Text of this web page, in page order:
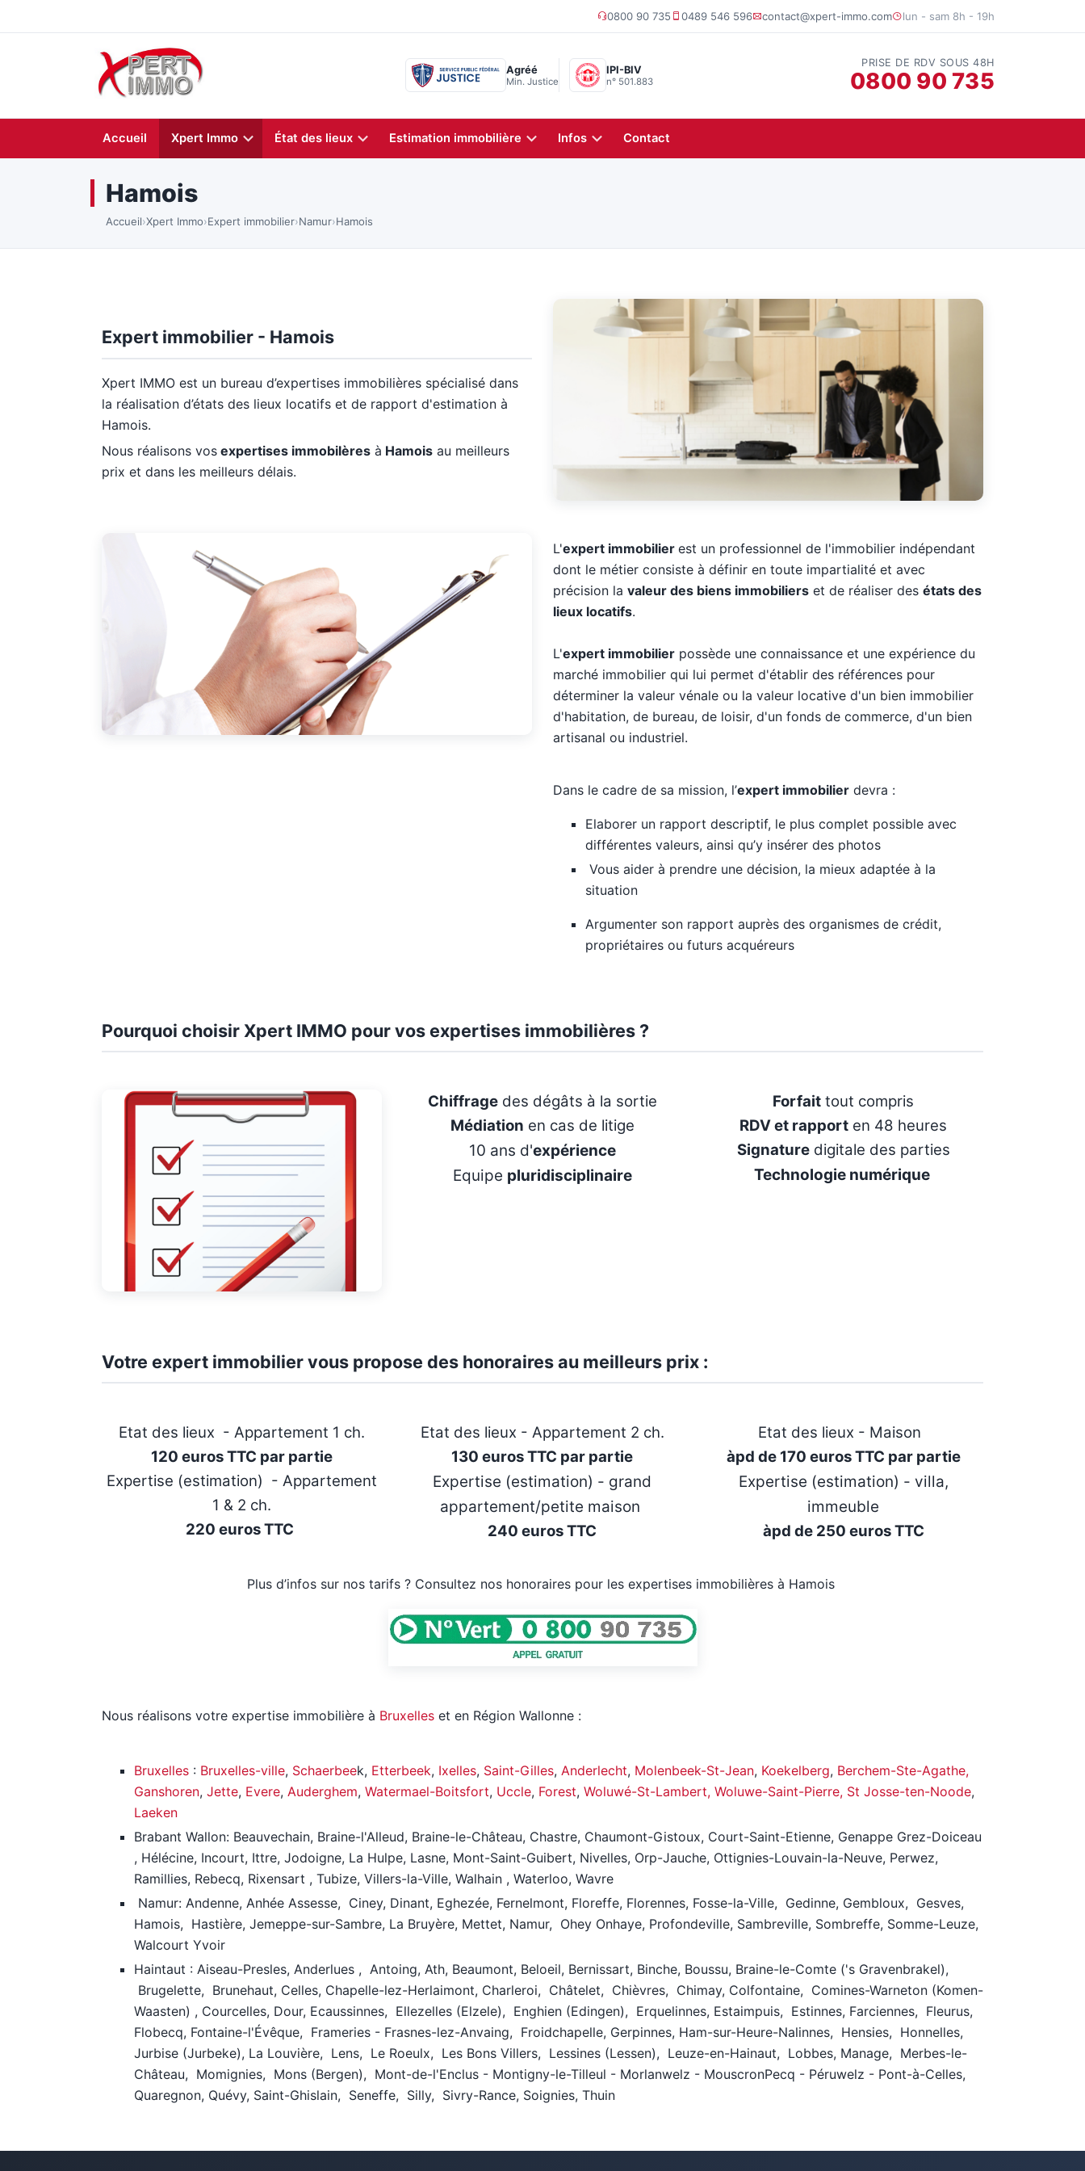
0800 90 735 0489 546 596 contact@xpert-immo.com lun - sam 8h - 19h
Agréé
Min. Justice
IPI-BIV
n° 501.883
PRISE DE RDV SOUS 48H
0800 90 735
Accueil Xpert Immo État des lieux Estimation immobilière Infos Contact
Hamois
Accueil›Xpert Immo›Expert immobilier›Namur›Hamois
Expert immobilier - Hamois
Xpert IMMO est un bureau d’expertises immobilières spécialisé dans
la réalisation d’états des lieux locatifs et de rapport d'estimation à
Hamois.
Nous réalisons vos expertises immobilères à Hamois au meilleurs
prix et dans les meilleurs délais.
L'expert immobilier est un professionnel de l'immobilier indépendant
dont le métier consiste à définir en toute impartialité et avec
précision la valeur des biens immobiliers et de réaliser des états des
lieux locatifs.
L'expert immobilier possède une connaissance et une expérience du
marché immobilier qui lui permet d'établir des références pour
déterminer la valeur vénale ou la valeur locative d'un bien immobilier
d'habitation, de bureau, de loisir, d'un fonds de commerce, d'un bien
artisanal ou industriel.
Dans le cadre de sa mission, l’expert immobilier devra :
Elaborer un rapport descriptif, le plus complet possible avec
différentes valeurs, ainsi qu’y insérer des photos
Vous aider à prendre une décision, la mieux adaptée à la
situation
Argumenter son rapport auprès des organismes de crédit,
propriétaires ou futurs acquéreurs
Pourquoi choisir Xpert IMMO pour vos expertises immobilières ?
Chiffragedes dégâts à la sortie
Médiation en cas de litige
10 ans d'expérience
Equipe pluridisciplinaire
Forfait tout compris
RDV et rapport en 48 heures
Signaturedigitale des parties
Technologie numérique
Votre expert immobilier vous propose des honoraires au meilleurs prix :
Etat des lieux - Appartement 1 ch.
120 euros TTC par partie
Expertise (estimation) - Appartement
1 & 2 ch.
220 euros TTC
Etat des lieux - Appartement 2 ch.
130 euros TTC par partie
Expertise (estimation) - grand
appartement/petite maison
240 euros TTC
Etat des lieux - Maison
àpd de 170 euros TTC par partie
Expertise (estimation) - villa,
immeuble
àpd de 250 euros TTC
Plus d’infos sur nos tarifs ? Consultez nos honoraires pour les expertises immobilières à Hamois
Nous réalisons votre expertise immobilière à Bruxelles et en Région Wallonne :
Bruxelles : Bruxelles-ville, Schaerbeek, Etterbeek, Ixelles, Saint-Gilles, Anderlecht, Molenbeek-St-Jean, Koekelberg, Berchem-Ste-Agathe,
Ganshoren, Jette, Evere, Auderghem, Watermael-Boitsfort, Uccle, Forest, Woluwé-St-Lambert, Woluwe-Saint-Pierre, St Josse-ten-Noode,
Laeken
Brabant Wallon: Beauvechain, Braine-l'Alleud, Braine-le-Château, Chastre, Chaumont-Gistoux, Court-Saint-Etienne, Genappe Grez-Doiceau
, Hélécine, Incourt, Ittre, Jodoigne, La Hulpe, Lasne, Mont-Saint-Guibert, Nivelles, Orp-Jauche, Ottignies-Louvain-la-Neuve, Perwez,
Ramillies, Rebecq, Rixensart , Tubize, Villers-la-Ville, Walhain , Waterloo, Wavre
Namur: Andenne, Anhée Assesse, Ciney, Dinant, Eghezée, Fernelmont, Floreffe, Florennes, Fosse-la-Ville, Gedinne, Gembloux, Gesves,
Hamois, Hastière, Jemeppe-sur-Sambre, La Bruyère, Mettet, Namur, Ohey Onhaye, Profondeville, Sambreville, Sombreffe, Somme-Leuze,
Walcourt Yvoir
Haintaut : Aiseau-Presles, Anderlues , Antoing, Ath, Beaumont, Beloeil, Bernissart, Binche, Boussu, Braine-le-Comte ('s Gravenbrakel),
Brugelette, Brunehaut, Celles, Chapelle-lez-Herlaimont, Charleroi, Châtelet, Chièvres, Chimay, Colfontaine, Comines-Warneton (Komen-
Waasten) , Courcelles, Dour, Ecaussinnes, Ellezelles (Elzele), Enghien (Edingen), Erquelinnes, Estaimpuis, Estinnes, Farciennes, Fleurus,
Flobecq, Fontaine-l'Évêque, Frameries - Frasnes-lez-Anvaing, Froidchapelle, Gerpinnes, Ham-sur-Heure-Nalinnes, Hensies, Honnelles,
Jurbise (Jurbeke), La Louvière, Lens, Le Roeulx, Les Bons Villers, Lessines (Lessen), Leuze-en-Hainaut, Lobbes, Manage, Merbes-le-
Château, Momignies, Mons (Bergen), Mont-de-l'Enclus - Montigny-le-Tilleul - Morlanwelz - MouscronPecq - Péruwelz - Pont-à-Celles,
Quaregnon, Quévy, Saint-Ghislain, Seneffe, Silly, Sivry-Rance, Soignies, Thuin